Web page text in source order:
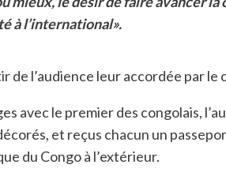
à l’international».
de l’audience leur accordée par
avec le premier des congolais,
et reçus chacun un
du Congo à l’extérieur.